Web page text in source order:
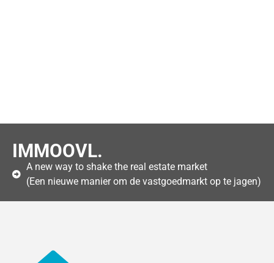
IMMOOVL.
A new way to shake the real estate market
(Een nieuwe manier om de vastgoedmarkt op te jagen)